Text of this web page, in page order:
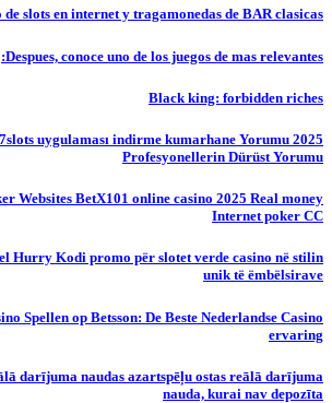
slots en internet y tragamonedas de BAR clasicas
Despues, conoce uno de los juegos de mas relevantes:
Black king: forbidden riches
uygulaması indirme kumarhane Yorumu 2025
Profesyonellerin Dürüst Yorumu
Websites BetX101 online casino 2025 Real money
Internet poker CC
Hurry Kodi promo për slotet verde casino në stilin
unik të ëmbëlsirave
Spellen op Betsson: De Beste Nederlandse Casino
ervaring
darījuma naudas azartspēļu ostas reālā darījuma
nauda, ​​kurai nav depozīta